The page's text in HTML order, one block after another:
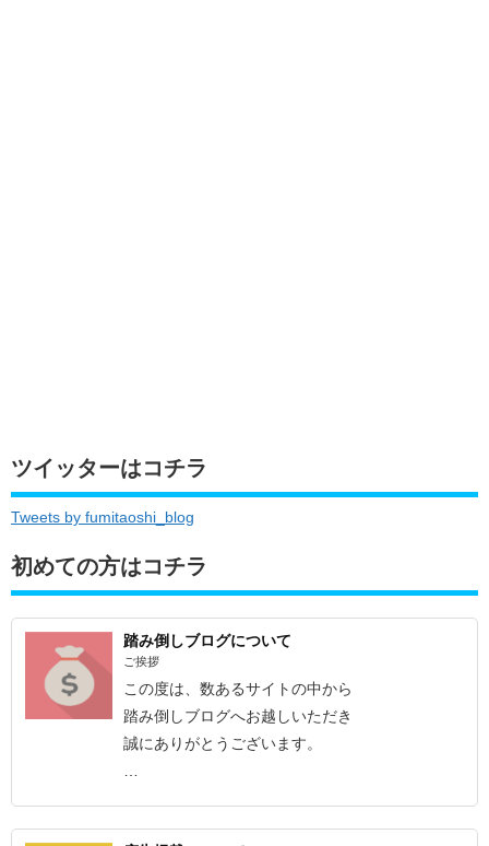
ツイッターはコチラ
Tweets by fumitaoshi_blog
初めての方はコチラ
踏み倒しブログについて
ご挨拶
この度は、数あるサイトの中から
踏み倒しブログへお越しいただき
誠にありがとうございます。
…